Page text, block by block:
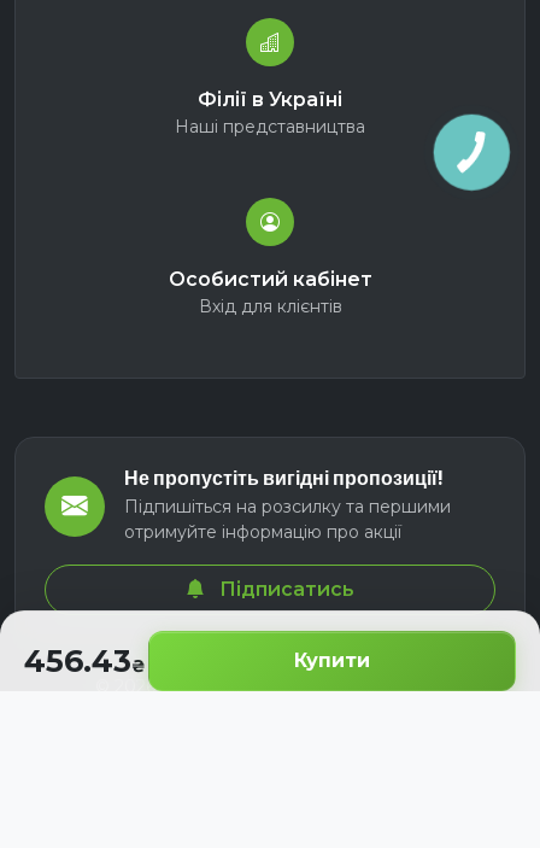
456.43 Купити
Філії в Україні
Наші представництва
Особистий кабінет
Вхід для клієнтів
Не пропустіть вигідні пропозиції!
Підпишіться на розсилку та першими
отримуйте інформацію про акції
Підписатись
© 2026 СЕЛМ АГРО. Всі права захищені.